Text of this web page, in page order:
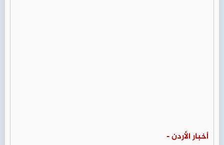
أخبار الأردن -